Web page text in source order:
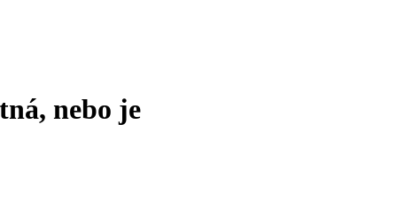
nebo je